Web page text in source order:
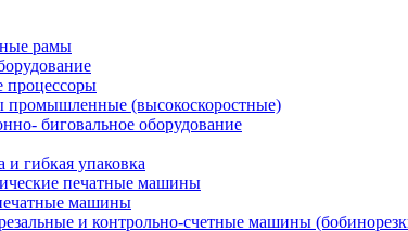
рамы
процессоры
промышленные (высокоскоростные)
биговальное оборудование
и гибкая упаковка
печатные машины
машины
и контрольно-счетные машины